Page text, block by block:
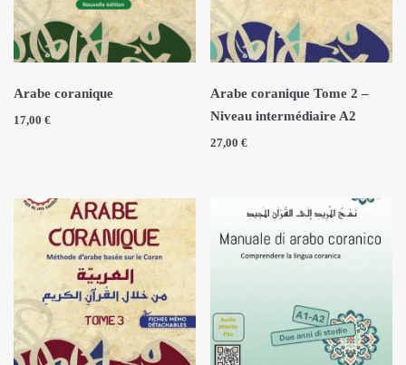
Podcasts
CAHIERS D’ACTIVITE
ÉCRITS DE L’AUTEUR
BLOG
RECRUTEMENT
Arabe coranique
17,00 €
Arabe coranique Tome 2 –
Niveau intermédiaire A2
27,00€